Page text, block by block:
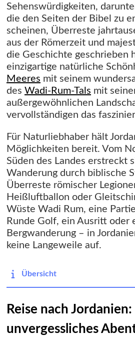
Sehenswürdigkeiten,
die den Seiten der Bibel zu
scheinen, Überreste
aus der Römerzeit und
die Geschichte geschrieben
einzigartige natürliche
Meeres mit seinem
des Wadi-Rum-Tals mit
außergewöhnlichen
vervollständigen das
Für Naturliebhaber hält
Möglichkeiten bereit. Vom
Süden des Landes erstreckt
Wanderung durch biblische
Überreste römischer
Heißluftballon oder
Wüste Wadi Rum, eine
Runde Golf, ein Ausritt oder
Bergwanderung – in
keine Langeweile auf.
Übersicht
Reise nach Jordanien:
unvergessliches